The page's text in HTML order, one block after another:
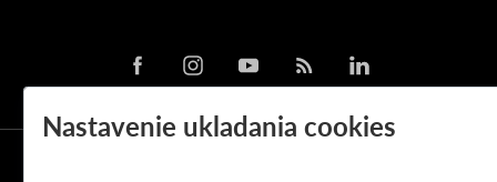
Nastavenie ukladania cookies